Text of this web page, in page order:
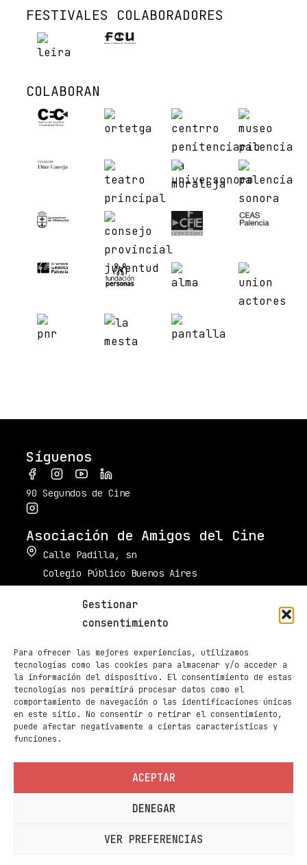
Gestionar
consentimiento
Para ofrecer las mejores experiencias, utilizamos
tecnologías como las cookies para almacenar y/o acceder a
la información del dispositivo. El consentimiento de estas
tecnologías nos permitirá procesar datos como el
comportamiento de navegación o las identificaciones únicas
en este sitio. No consentir o retirar el consentimiento,
puede afectar negativamente a ciertas características y
funciones.
ACEPTAR
DENEGAR
VER PREFERENCIAS
FESTIVALES COLABORADORES
COLABORAN
Síguenos
90 Segundos de Cine
Asociación de Amigos del Cine
Calle Padilla, sn
Colegio Público Buenos Aires
muestradecinepalencia@gmail.com
Taquilla de Cines Ortega
979 70 70 88
Páginas
Programación
Política de privacidad